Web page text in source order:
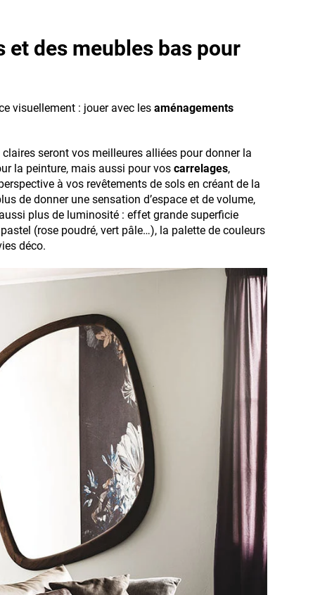
et des meubles bas pour
visuellement : jouer avec les aménagements
claires seront vos meilleures alliées pour donner la
la peinture, mais aussi pour vos carrelages,
à vos revêtements de sols en créant de la
de donner une sensation d’espace et de volume,
plus de luminosité : effet grande superficie
(rose poudré, vert pâle…), la palette de couleurs
déco.